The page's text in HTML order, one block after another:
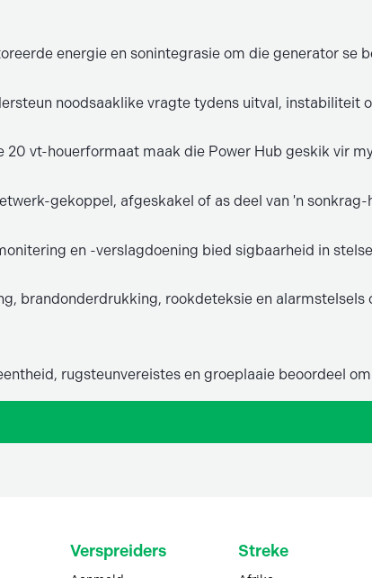
energie en sonintegrasie om die generator
noodsaaklike vragte tydens uitval, instabiliteit
20 vt-houerformaat maak die Power Hub geskik vir
gekoppel, afgeskakel of as deel van 'n
en -verslagdoening bied sigbaarheid in
brandonderdrukking, rookdeteksie en
rugsteunvereistes en groeplaaie beoordeel
Verspreiders Streke